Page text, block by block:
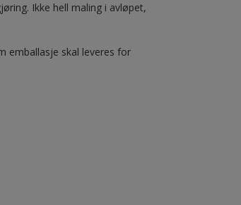
Ikke hell maling i avløpet,
emballasje skal leveres for